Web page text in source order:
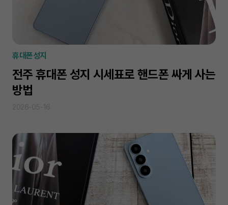
휴대폰성지
전주 휴대폰 성지 시세표로 핸드폰 싸게 사는
방법